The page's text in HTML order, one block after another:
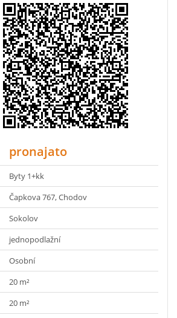
pronajato
Byty 1+kk
Čapkova 767, Chodov
Sokolov
jednopodlažní
Osobní
20 m²
20 m²